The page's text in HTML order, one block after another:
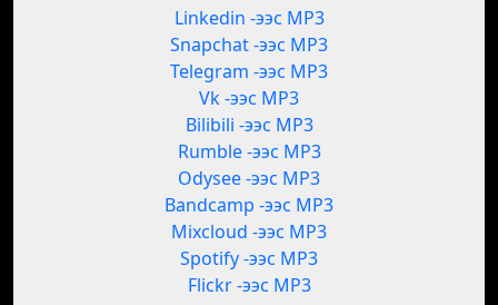
Linkedin -ээс MP3
Snapchat -ээс MP3
Telegram -ээс MP3
Vk -ээс MP3
Bilibili -ээс MP3
Rumble -ээс MP3
Odysee -ээс MP3
Bandcamp -ээс MP3
Mixcloud -ээс MP3
Spotify -ээс MP3
Flickr -ээс MP3